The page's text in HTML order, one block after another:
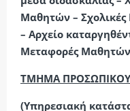
Μαθητών – Σχολικές
– Αρχείο
Μεταφορές
ΤΜΗΜΑ ΠΡΟΣΩΠΙΚΟΥ
(Υπηρεσιακή